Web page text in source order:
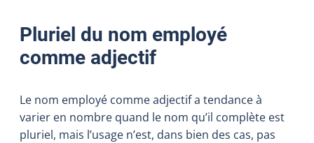
Pluriel du nom employé
comme adjectif
Le nom employé comme adjectif a tendance à
varier en nombre quand le nom qu’il complète est
pluriel, mais l’usage n’est, dans bien des cas, pas